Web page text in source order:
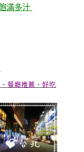
滿多汁
餐廳推薦、好吃